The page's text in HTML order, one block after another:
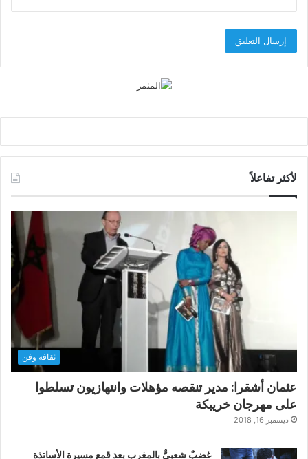
لأكثر تفاعلاً
ثقافة وفن
عثمان أشقرا: مدير تنقصه مؤهلات وانتهازيون تسلطوا
على مهرجان خريبكة
ديسمبر 16, 2018
غضبٌ شعبيٌّ بالمغرب بعد قمع مسيرة الأساتذة